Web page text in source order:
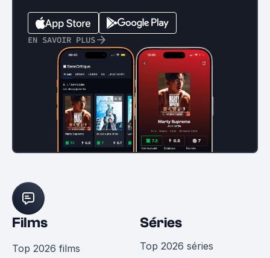
EN SAVOIR PLUS
Films
Top 2026 films
Séries
Top 2026 séries